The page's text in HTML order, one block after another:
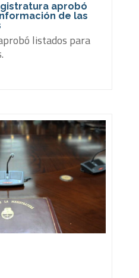
aprobó
de las
listados para